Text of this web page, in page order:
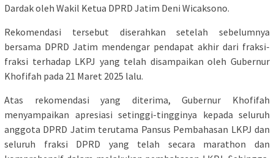
Dardak oleh Wakil Ketua DPRD Jatim Deni Wicaksono.
Rekomendasi tersebut diserahkan setelah sebelumnya
bersama DPRD Jatim mendengar pendapat akhir dari fraksi-
fraksi terhadap LKPJ yang telah disampaikan oleh Gubernur
Khofifah pada 21 Maret 2025 lalu.
Atas rekomendasi yang diterima, Gubernur Khofifah
menyampaikan apresiasi setinggi-tingginya kepada seluruh
anggota DPRD Jatim terutama Pansus Pembahasan LKPJ dan
seluruh fraksi DPRD yang telah secara marathon dan